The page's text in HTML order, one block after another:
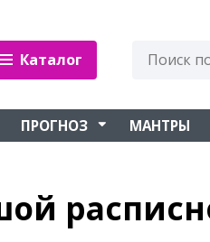
Каталог
ПРОГНОЗ МАНТРЫ